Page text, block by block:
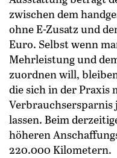
zwischen dem
ohne E-Zusatz und
Euro. Selbst wenn
Mehrleistung und
zuordnen will,
die sich in der Praxis
Verbrauchsersparnis
lassen. Beim
höheren
220.000 Kilometern.